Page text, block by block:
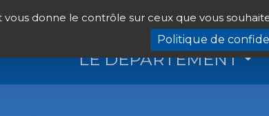
vous donne le contrôle sur ceux que vous
Politique de
LE DÉPARTEMENT